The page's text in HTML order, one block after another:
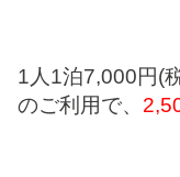
1人1泊7,000円(
のご利用で、